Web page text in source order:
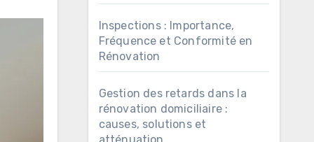
Inspections : Importance,
Fréquence et Conformité en
Rénovation
Gestion des retards dans la
rénovation domiciliaire :
causes, solutions et